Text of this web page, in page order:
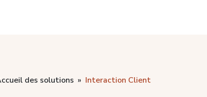
des solutions Interaction Client